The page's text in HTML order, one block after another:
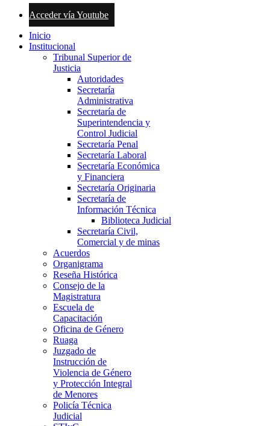
Acceder vía Youtube
Inicio
Institucional
Tribunal Superior de
Justicia
Autoridades
Secretaría
Administrativa
Secretaría de
Superintendencia y
Control Judicial
Secretaría Penal
Secretaría Laboral
Secretaría Económica
y Financiera
Secretaría Originaria
Secretaría de
Información Técnica
Biblioteca Judicial
Secretaría Civil,
Comercial y de minas
Acuerdos
Organigrama
Reseña Histórica
Consejo de la
Magistratura
Escuela de
Capacitación
Oficina de Género
Ruaga
Juzgado de
Instrucción de
Violencia de Género
y Protección Integral
de Menores
Policía Técnica
Judicial